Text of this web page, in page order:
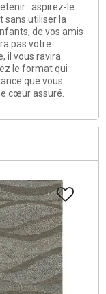
: aspirez-le
sans utiliser la
de vos amis
pas votre
il vous ravira
le format qui
que vous
cœur assuré.